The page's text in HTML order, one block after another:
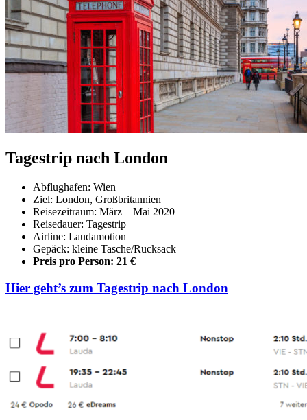
Tagestrip nach London
Abflughafen: Wien
Ziel: London, Großbritannien
Reisezeitraum: März – Mai 2020
Reisedauer: Tagestrip
Airline: Laudamotion
Gepäck: kleine Tasche/Rucksack
Preis pro Person: 21 €
Hier geht’s zum Tagestrip nach London